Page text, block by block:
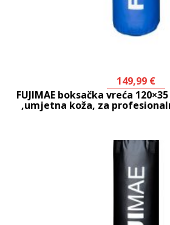
149,99 €
FUJIMAE boksačka vreća
,umjetna koža, za